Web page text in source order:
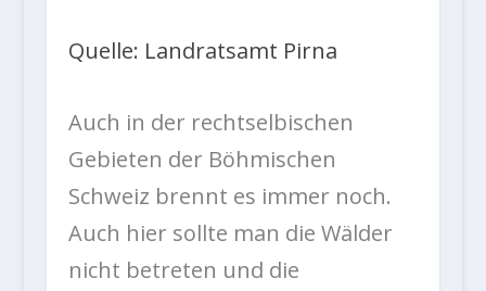
Quelle: Landratsamt Pirna
Auch in der rechtselbischen
Gebieten der Böhmischen
Schweiz brennt es immer noch.
Auch hier sollte man die Wälder
nicht betreten und die